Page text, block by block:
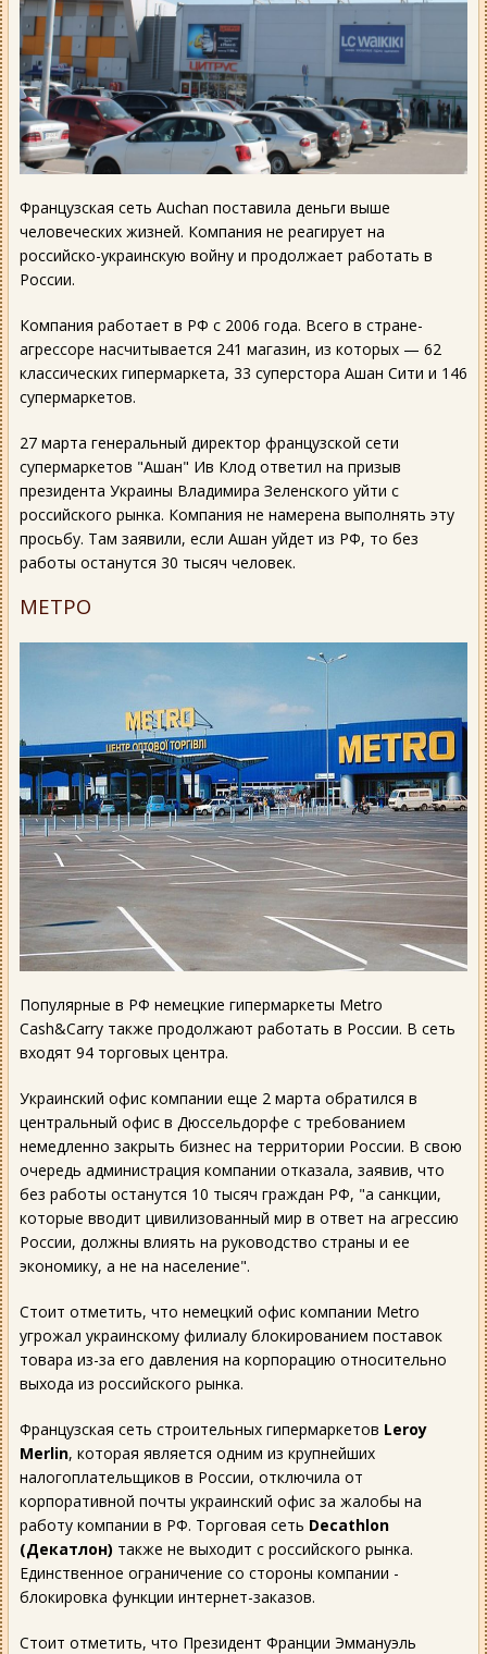
Французская сеть Auchan поставила деньги выше
человеческих жизней. Компания не реагирует на
российско-украинскую войну и продолжает работать в
России.
Компания работает в РФ с 2006 года. Всего в стране-
агрессоре насчитывается 241 магазин, из которых — 62
классических гипермаркета, 33 суперстора Ашан Сити и 146
супермаркетов.
27 марта генеральный директор французской сети
супермаркетов "Ашан" Ив Клод ответил на призыв
президента Украины Владимира Зеленского уйти с
российского рынка. Компания не намерена выполнять эту
просьбу. Там заявили, если Ашан уйдет из РФ, то без
работы останутся 30 тысяч человек.
МЕТРО
Популярные в РФ немецкие гипермаркеты Metro
Cash&Carry также продолжают работать в России. В сеть
входят 94 торговых центра.
Украинский офис компании еще 2 марта обратился в
центральный офис в Дюссельдорфе с требованием
немедленно закрыть бизнес на территории России. В свою
очередь администрация компании отказала, заявив, что
без работы останутся 10 тысяч граждан РФ, "а санкции,
которые вводит цивилизованный мир в ответ на агрессию
России, должны влиять на руководство страны и ее
экономику, а не на население".
Стоит отметить, что немецкий офис компании Metro
угрожал украинскому филиалу блокированием поставок
товара из-за его давления на корпорацию относительно
выхода из российского рынка.
Французская сеть строительных гипермаркетов Leroy
Merlin, которая является одним из крупнейших
налогоплательщиков в России, отключила от
корпоративной почты украинский офис за жалобы на
работу компании в РФ. Торговая сеть Decathlon
(Декатлон) также не выходит с российского рынка.
Единственное ограничение со стороны компании -
блокировка функции интернет-заказов.
Стоит отметить, что Президент Франции Эммануэль